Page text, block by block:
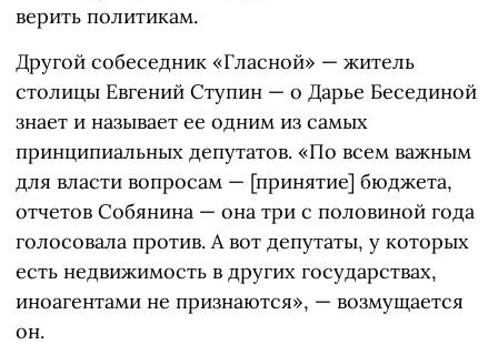
верить политикам.
Другой собеседник «Гласной» — житель
столицы Евгений Ступин — о Дарье Бесединой
знает и называет ее одним из самых
принципиальных депутатов. «По всем важным
для власти вопросам — [принятие] бюджета,
отчетов Собянина — она три с половиной года
голосовала против. А вот депутаты, у которых
есть недвижимость в других государствах,
иноагентами не признаются», — возмущается
он.